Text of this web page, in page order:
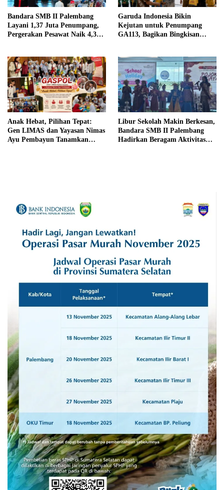
Bandara SMB II Palembang
Layani 1,37 Juta Penumpang,
Pergerakan Pesawat Naik 4,3
Garuda Indonesia Bikin
Kejutan untuk Penumpang
GA113, Bagikan Bingkisan
Anak Hebat, Pilihan Tepat:
Gen LIMAS dan Yayasan Nimas
Ayu Pembayun Tanamkan
Libur Sekolah Makin Berkesan,
Bandara SMB II Palembang
Hadirkan Beragam Aktivitas